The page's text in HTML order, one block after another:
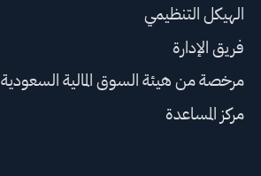
الهيكل التنظيمي
فريق الإدارة
مرخصة من هيئة السوق المالية السعودية
مركز المساعدة